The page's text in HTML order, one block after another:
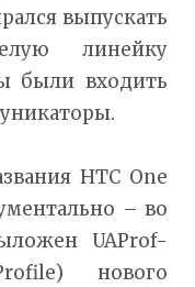
выпускать
линейку
были входить
HTC One
– во
UAProf-
нового